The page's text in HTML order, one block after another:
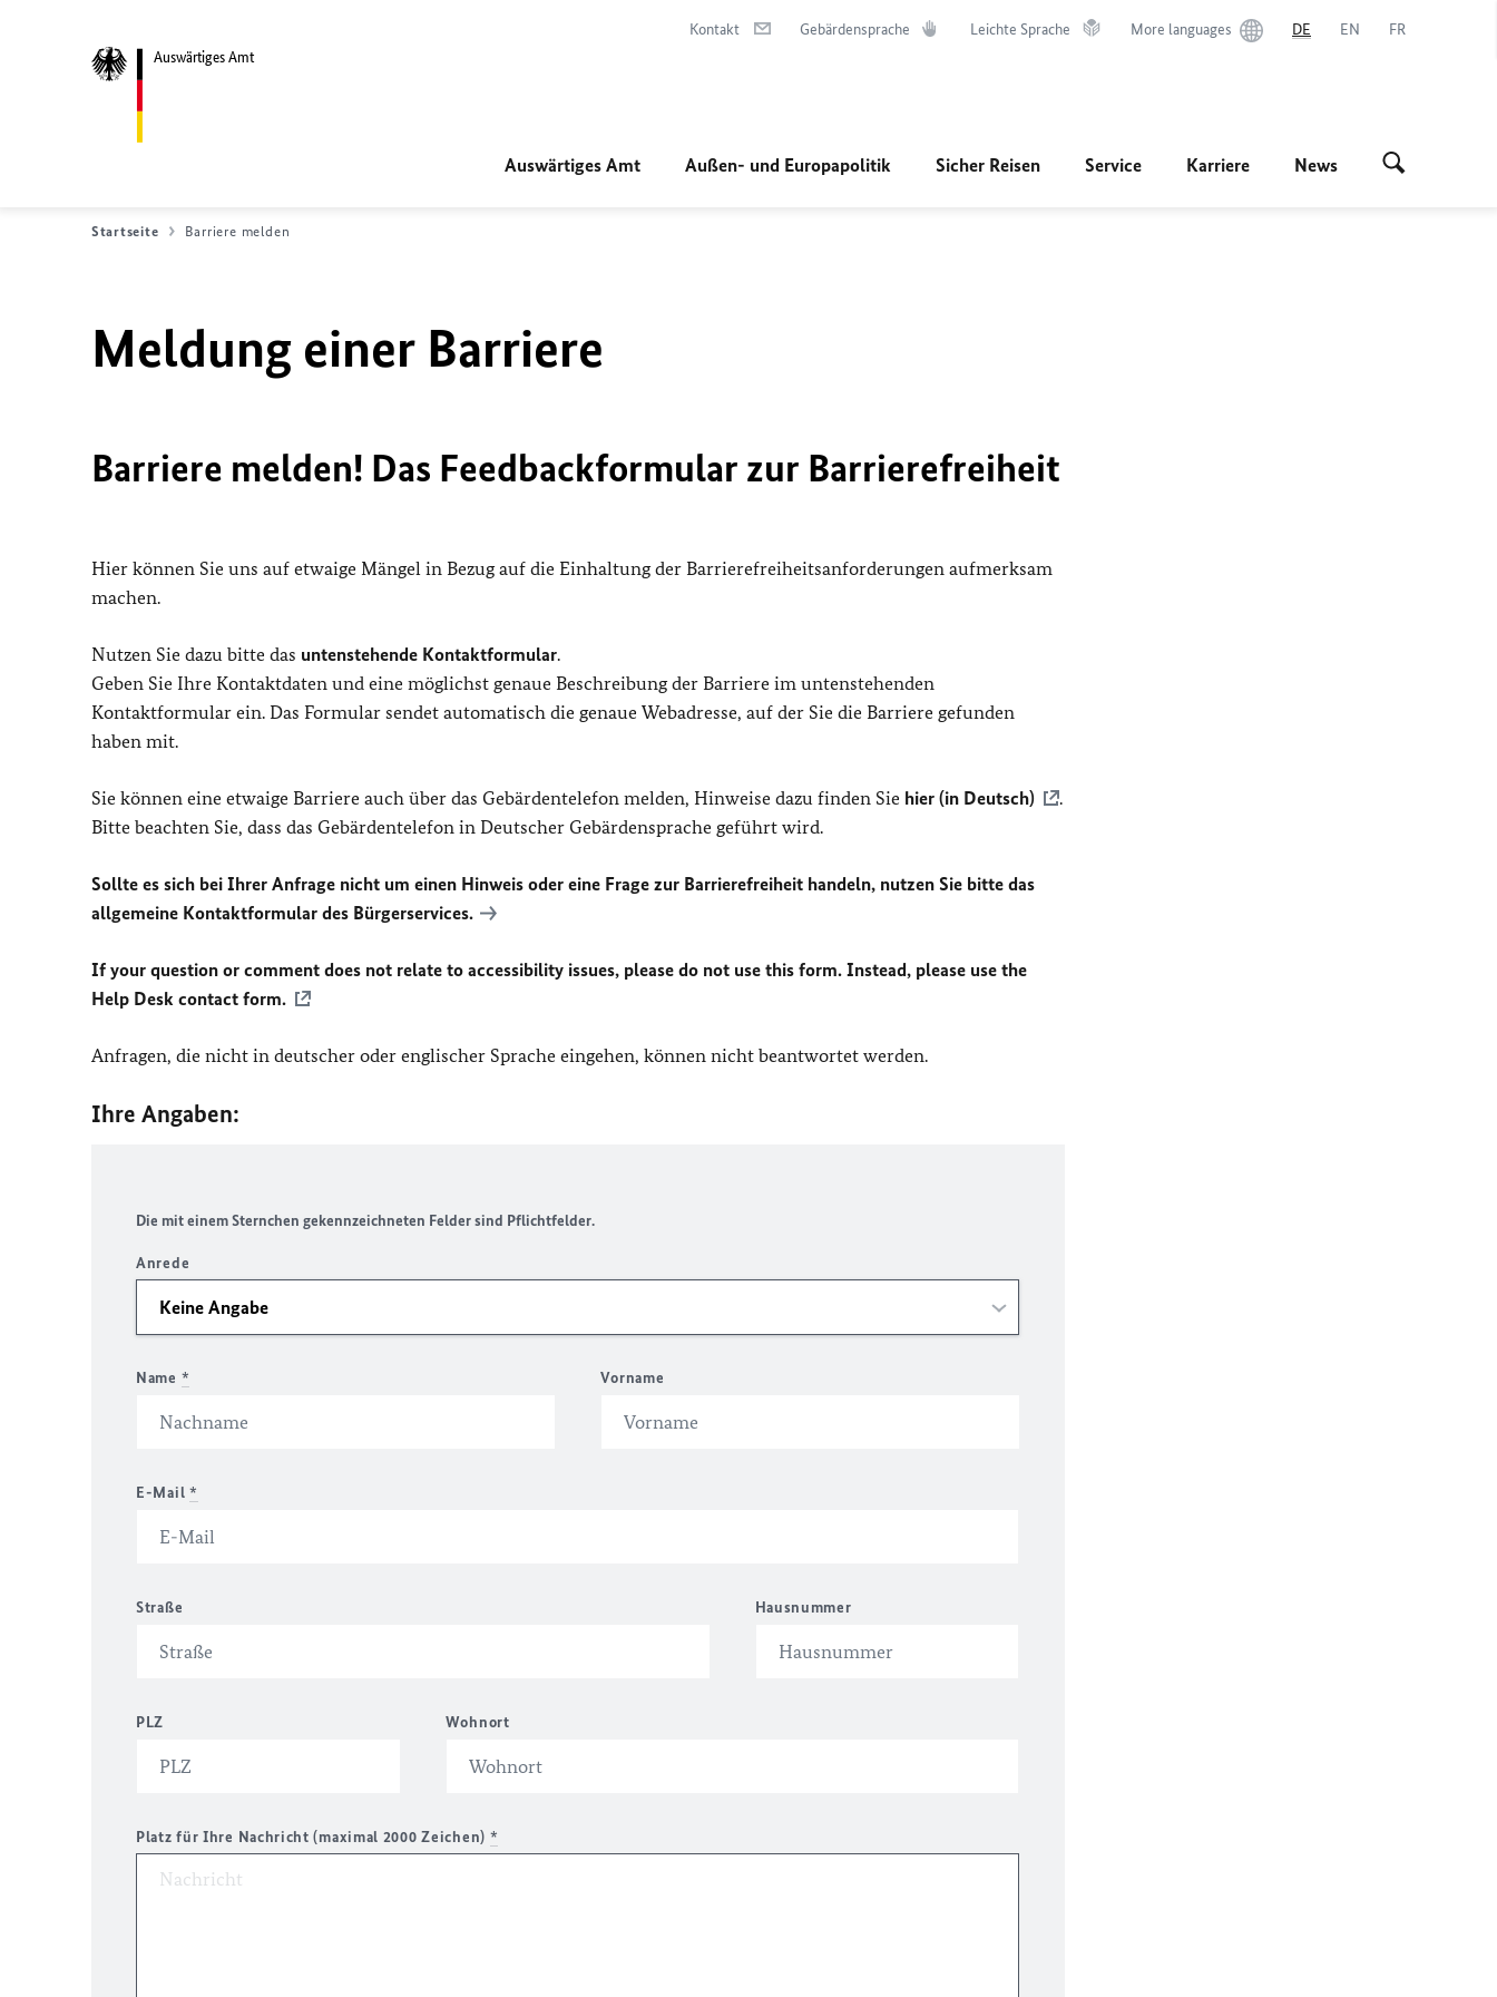
Auswärtiges Amt
Kontakt Gebärdensprache Leichte Sprache More languages DE EN FR
Auswärtiges Amt Außen- und Europapolitik Sicher Reisen Service Karriere News
Startseite Barriere melden
Meldung einer Barriere
Barriere melden! Das Feedbackformular zur Barrierefreiheit
Hier können Sie uns auf etwaige Mängel in Bezug auf die Einhaltung der Barrierefreiheitsanforderungen aufmerksam
machen.
Nutzen Sie dazu bitte das untenstehende Kontaktformular.
Geben Sie Ihre Kontaktdaten und eine möglichst genaue Beschreibung der Barriere im untenstehenden
Kontaktformular ein. Das Formular sendet automatisch die genaue Webadresse, auf der Sie die Barriere gefunden
haben mit.
Sie können eine etwaige Barriere auch über das Gebärdentelefon melden, Hinweise dazu finden Sie hier (in Deutsch)
.
Bitte beachten Sie, dass das Gebärdentelefon in Deutscher Gebärdensprache geführt wird.
Sollte es sich bei Ihrer Anfrage nicht um einen Hinweis oder eine Frage zur Barrierefreiheit handeln, nutzen Sie bitte das
allgemeine Kontaktformular des Bürgerservices.
If your question or comment does not relate to accessibility issues, please do not use this form. Instead, please use the
Help Desk contact form.
Anfragen, die nicht in deutscher oder englischer Sprache eingehen, können nicht beantwortet werden.
Ihre Angaben:
Die mit einem Sternchen gekennzeichneten Felder sind Pflichtfelder.
Anrede
Name * Vorname
E-Mail *
Straße Hausnummer
PLZ Wohnort
Platz für Ihre Nachricht (maximal 2000 Zeichen) *